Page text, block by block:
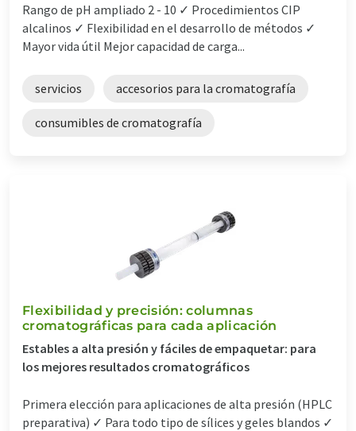
Rango de pH ampliado 2 - 10 ✓ Procedimientos CIP
alcalinos ✓ Flexibilidad en el desarrollo de métodos ✓
Mayor vida útil Mejor capacidad de carga...
servicios accesorios para la cromatografía
consumibles de cromatografía
Flexibilidad y precisión: columnas
cromatográficas para cada aplicación
Estables a alta presión y fáciles de empaquetar: para
los mejores resultados cromatográficos
Primera elección para aplicaciones de alta presión (HPLC
preparativa) ✓ Para todo tipo de sílices y geles blandos ✓